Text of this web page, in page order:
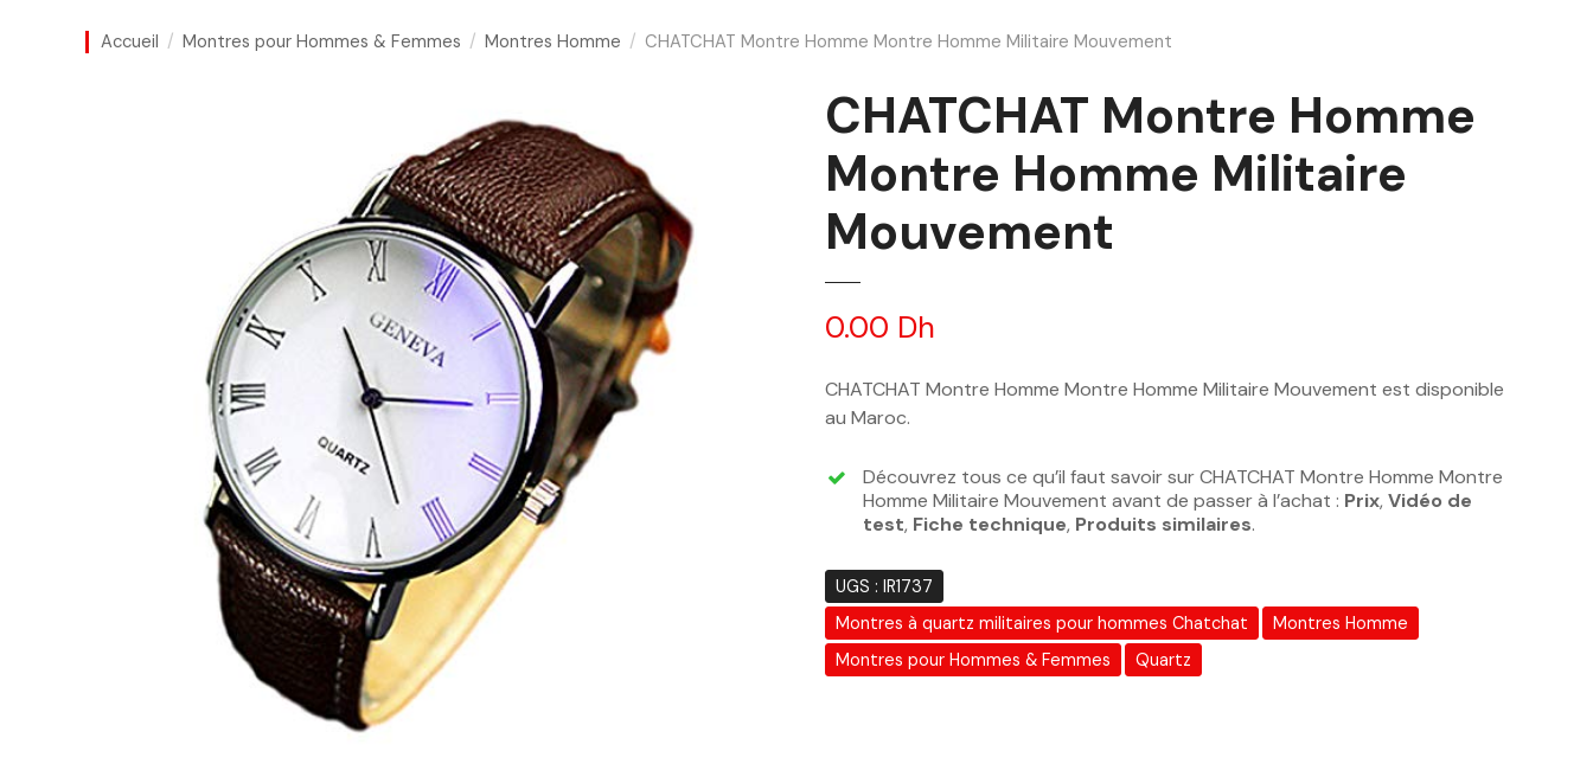
Accueil Montres pour Hommes & Femmes Montres Homme CHATCHAT Montre Homme Montre Homme Militaire Mouvement
CHATCHAT Montre Homme
Montre Homme Militaire
Mouvement
0.00 Dh
CHATCHAT Montre Homme Montre Homme Militaire Mouvement est disponible
au Maroc.
Découvrez tous ce qu’il faut savoir sur CHATCHAT Montre Homme Montre
Homme Militaire Mouvement avant de passer à l’achat : Prix, Vidéo de
test, Fiche technique, Produits similaires.
UGS : IR1737
Montres à quartz militaires pour hommes Chatchat
Montres Homme
Montres pour Hommes & Femmes
Quartz